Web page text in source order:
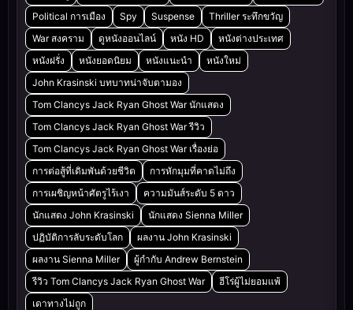
Political การเมือง
Spy Suspense
Thriller ระทึกขวัญ
War สงคราม
ดูหนังออนไลน์ หนัง HD
หนังต่างประเทศ
หนังฝรั่ง
หนังยอดนิยม หนังแนะนำ
หนังใหม่
John Krasinski บทบาทน่าจับตามอง
Tom Clancys Jack Ryan Ghost War นักแสดง
Tom Clancys Jack Ryan Ghost War รีวิว
Tom Clancys Jack Ryan Ghost War เรื่องย่อ
การต่อสู้ที่เดิมพันด้วยชีวิต
การหักมุมที่คาดไม่ถึง
การเผชิญหน้าศัตรูไร้เงา
ความมันส์ระดับ 5 ดาว
นักแสดง John Krasinski
นักแสดง Sienna Miller
ปฏิบัติการลับระดับโลก
ผลงาน John Krasinski
ผลงาน Sienna Miller
ผู้กำกับ Andrew Bernstein
รีวิว Tom Clancys Jack Ryan Ghost War
ฮีโร่ผู้ไม่ยอมแพ้
เดาทางไม่ถูก